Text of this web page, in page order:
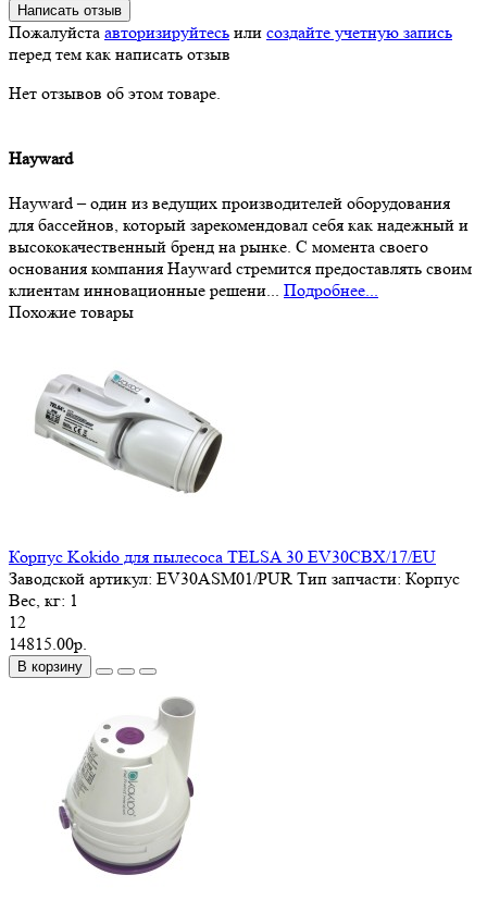
Написать отзыв
Пожалуйста авторизируйтесь или создайте учетную запись
перед тем как написать отзыв
Нет отзывов об этом товаре.
Hayward
Hayward – один из ведущих производителей оборудования
для бассейнов, который зарекомендовал себя как надежный и
высококачественный бренд на рынке. С момента своего
основания компания Hayward стремится предоставлять своим
клиентам инновационные решени... Подробнее...
Похожие товары
Корпус Kokido для пылесоса TELSA 30 EV30CBX/17/EU
Заводской артикул: EV30ASM01/PUR Тип запчасти: Корпус
Вес, кг: 1
12
14815.00р.
В корзину